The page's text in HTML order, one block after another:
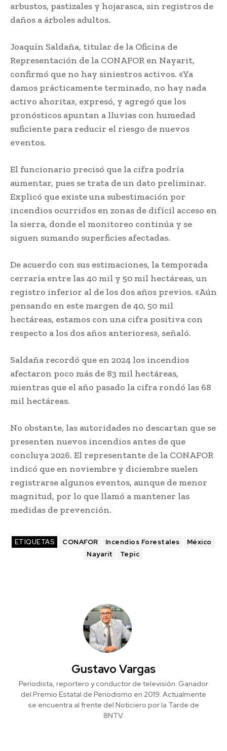
arbustos, pastizales y hojarasca, sin registros de
daños a árboles adultos.
Joaquín Saldaña, titular de la Oficina de
Representación de la CONAFOR en Nayarit,
confirmó que no hay siniestros activos. «Ya
damos prácticamente terminado, no hay nada
activo ahorita», expresó, y agregó que los
pronósticos apuntan a lluvias con humedad
suficiente para reducir el riesgo de nuevos
eventos.
El funcionario precisó que la cifra podría
aumentar, pues se trata de un dato preliminar.
Explicó que existe una subestimación por
incendios ocurridos en zonas de difícil acceso en
la sierra, donde el monitoreo continúa y se
siguen sumando superficies afectadas.
De acuerdo con sus estimaciones, la temporada
cerraría entre las 40 mil y 50 mil hectáreas, un
registro inferior al de los dos años previos. «Aún
pensando en este margen de 40, 50 mil
hectáreas, estamos con una cifra positiva con
respecto a los dos años anteriores», señaló.
Saldaña recordó que en 2024 los incendios
afectaron poco más de 83 mil hectáreas,
mientras que el año pasado la cifra rondó las 68
mil hectáreas.
No obstante, las autoridades no descartan que se
presenten nuevos incendios antes de que
concluya 2026. El representante de la CONAFOR
indicó que en noviembre y diciembre suelen
registrarse algunos eventos, aunque de menor
magnitud, por lo que llamó a mantener las
medidas de prevención.
ETIQUETAS CONAFOR Incendios Forestales
México
Nayarit
Tepic
Gustavo Vargas
Periodista, reportero y conductor de televisión. Ganador
del Premio Estatal de Periodismo en 2019. Actualmente
se encuentra al frente del Noticiero por la Tarde de
8NTV.